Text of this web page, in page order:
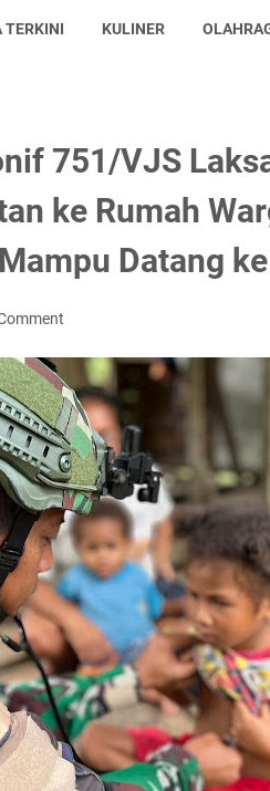
TERKINI KULINER
751/VJS
ke Rumah
Datang